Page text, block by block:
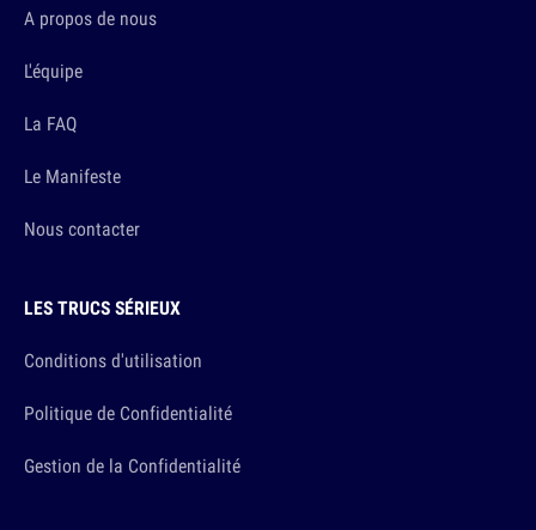
A propos de nous
L'équipe
La FAQ
Le Manifeste
Nous contacter
LES TRUCS SÉRIEUX
Conditions d'utilisation
Politique de Confidentialité
Gestion de la Confidentialité